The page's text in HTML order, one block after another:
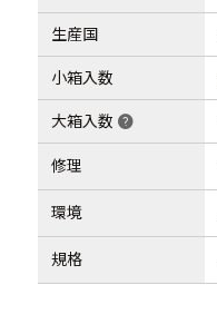
生産国
小箱入数
大箱入数 help
修理
環境
規格